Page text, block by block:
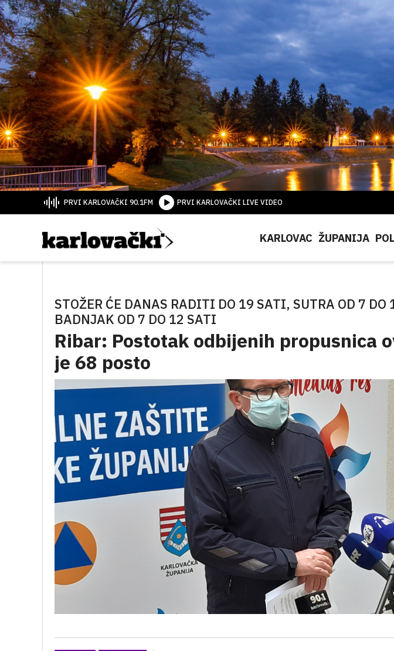
PRVI KARLOVAČKI 90.1FM PRVI KARLOVAČKI LIVE VIDEO
KARLOVAC ŽUPANIJA
STOŽER ĆE DANAS RADITI DO 19 SATI, SUTRA OD 7
BADNJAK OD 7 DO 12 SATI
Ribar: Postotak odbijenih propusnica
je 68 posto